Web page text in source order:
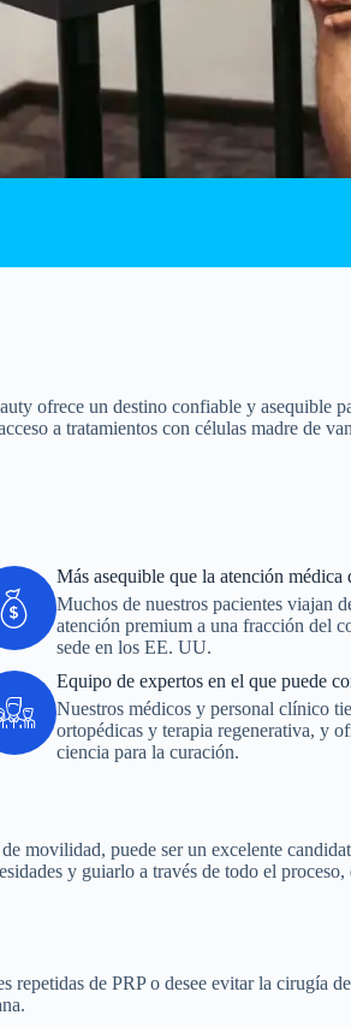
ofrece un destino confiable y asequible
a tratamientos con células madre de
Más asequible que la atención
Muchos de nuestros pacientes viajan
atención premium a una fracción del
sede en los EE. UU.
Equipo de expertos en el que puede
Nuestros médicos y personal clínico
ortopédicas y terapia regenerativa, y
ciencia para la curación.
movilidad, puede ser un excelente
y guiarlo a través de todo el
de PRP o desee evitar la cirugía